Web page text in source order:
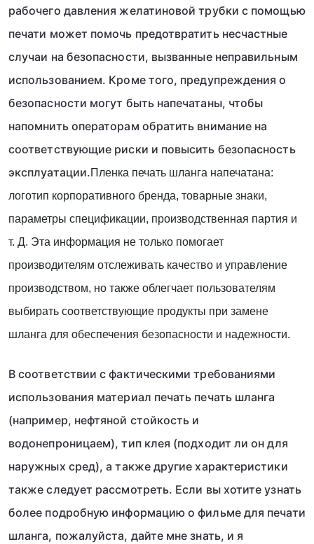
рабочего давления желатиновой трубки с помощью
печати может помочь предотвратить несчастные
случаи на безопасности, вызванные неправильным
использованием. Кроме того, предупреждения о
безопасности могут быть напечатаны, чтобы
напомнить операторам обратить внимание на
соответствующие риски и повысить безопасность
эксплуатации.Пленка печать шланга напечатана:
логотип корпоративного бренда, товарные знаки,
параметры спецификации, производственная партия и
т. Д. Эта информация не только помогает
производителям отслеживать качество и управление
производством, но также облегчает пользователям
выбирать соответствующие продукты при замене
шланга для обеспечения безопасности и надежности.
В соответствии с фактическими требованиями
использования материал печать печать шланга
(например, нефтяной стойкость и
водонепроницаем), тип клея (подходит ли он для
наружных сред), а также другие характеристики
также следует рассмотреть. Если вы хотите узнать
более подробную информацию о фильме для печати
шланга, пожалуйста, дайте мне знать, и я